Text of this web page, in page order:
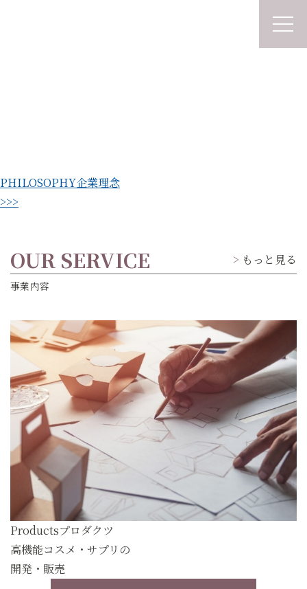
PHILOSOPHY企業理念
>>>
OUR SERVICE もっと見る
事業内容
Productsプロダクツ
高機能コスメ・サプリの
開発・販売